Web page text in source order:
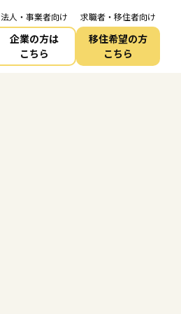
法人・事業者向け
企業の方は
こちら
求職者・移住者向け
移住希望の方
こちら